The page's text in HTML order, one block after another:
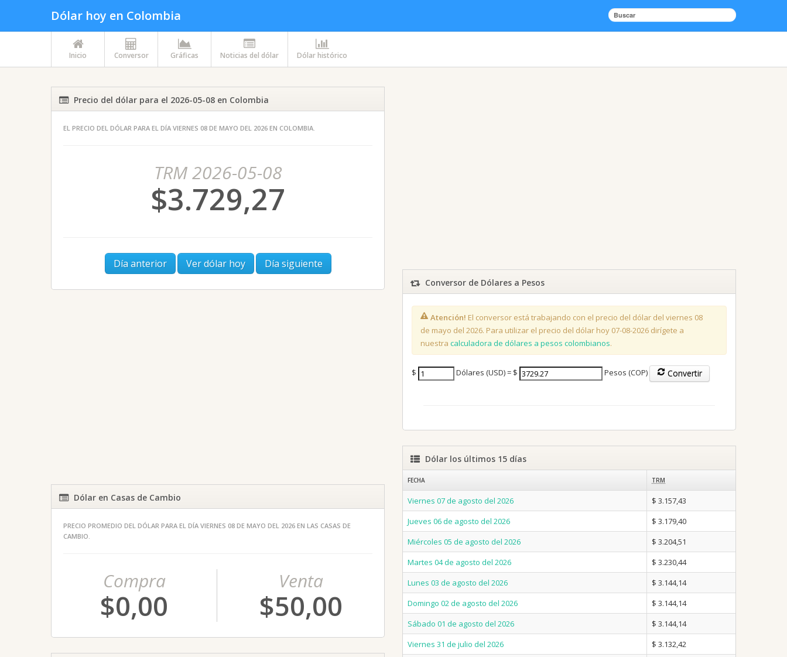
Dólar hoy en Colombia
Inicio Conversor Gráficas Noticias del dólar Dólar histórico
Precio del dólar para el 2026-05-08 en Colombia
EL PRECIO DEL DÓLAR PARA EL DÍA VIERNES 08 DE MAYO DEL 2026 EN COLOMBIA.
TRM 2026-05-08
$3.729,27
Día anterior Ver dólar hoy Día siguiente
Dólar en Casas de Cambio
PRECIO PROMEDIO DEL DÓLAR PARA EL DÍA VIERNES 08 DE MAYO DEL 2026 EN LAS CASAS DE
CAMBIO.
Compra
$0,00
Venta
$50,00
Conversor de Dólares a Pesos
Atención! El conversor está trabajando con el precio del dólar del viernes 08
de mayo del 2026. Para utilizar el precio del dólar hoy 07-08-2026 dirígete a
nuestra calculadora de dólares a pesos colombianos.
$ Dólares (USD) = $ Pesos (COP) Convertir
Dólar los últimos 15 días
FECHA TRM
Viernes 07 de agosto del 2026
$ 3.157,43
Jueves 06 de agosto del 2026
$ 3.179,40
Miércoles 05 de agosto del 2026
$ 3.204,51
Martes 04 de agosto del 2026
$ 3.230,44
Lunes 03 de agosto del 2026
$ 3.144,14
Domingo 02 de agosto del 2026
$ 3.144,14
Sábado 01 de agosto del 2026
$ 3.144,14
Viernes 31 de julio del 2026
$ 3.132,42